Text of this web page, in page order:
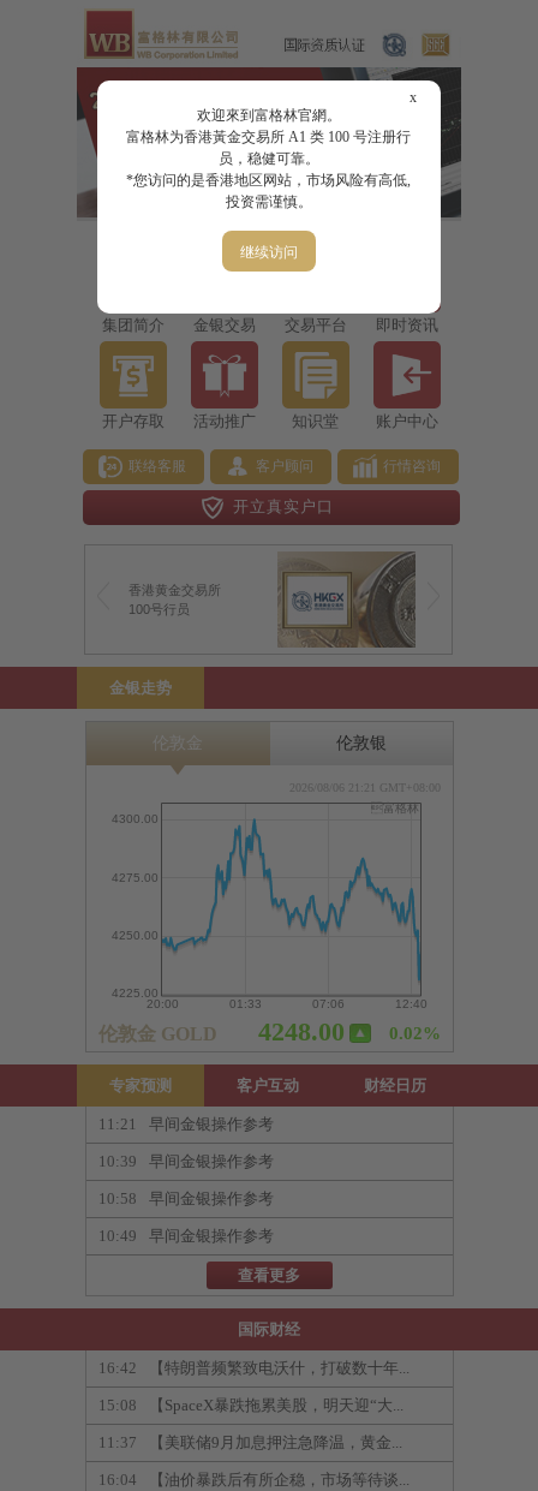
x
欢迎來到富格林官網。
富格林为香港黃金交易所 A1 类 100 号注册行
员，稳健可靠。
*您访问的是香港地区网站，市场风险有高低,
投资需谨慎。
继续访问
集团简介 金银交易 交易平台 即时资讯
开户存取 活动推广 知识堂 账户中心
联络客服 客户顾问 行情咨询
开立真实户口
香港黄金交易所
100号行员
金银走势
专家预测 客户互动 财经日历
11:21 早间金银操作参考
10:39 早间金银操作参考
10:58 早间金银操作参考
10:49 早间金银操作参考
查看更多
国际财经
16:42 【特朗普频繁致电沃什，打破数十年...
15:08 【SpaceX暴跌拖累美股，明天迎“大...
11:37 【美联储9月加息押注急降温，黄金...
16:04 【油价暴跌后有所企稳，市场等待谈...